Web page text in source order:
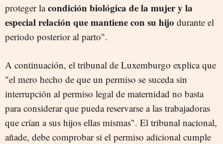
proteger lacondición biológica de la mujer y la
especial relación que mantiene con su hijo durante el
periodo posterior al parto".
A continuación, el tribunal de Luxemburgo explica que
"el mero hecho de que un permiso se suceda sin
interrupción al permiso legal de maternidad no basta
para considerar que pueda reservarse a las trabajadoras
que crían a sus hijos ellas mismas". El tribunal nacional,
añade, debe comprobar si el permiso adicional cumple